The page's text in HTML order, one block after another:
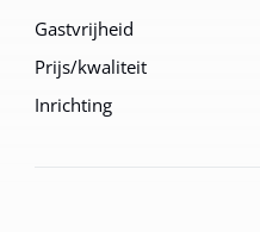
Gastvrijheid
Prijs/kwaliteit
Inrichting